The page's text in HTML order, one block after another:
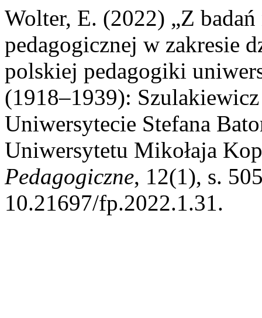
Wolter, E. (2022) „Z
pedagogicznej w zakresie
polskiej pedagogiki
(1918–1939):
Uniwersytecie Stefana
Uniwersytetu Mikołaja
Pedagogiczne, 12(1), s.
10.21697/fp.2022.1.31.